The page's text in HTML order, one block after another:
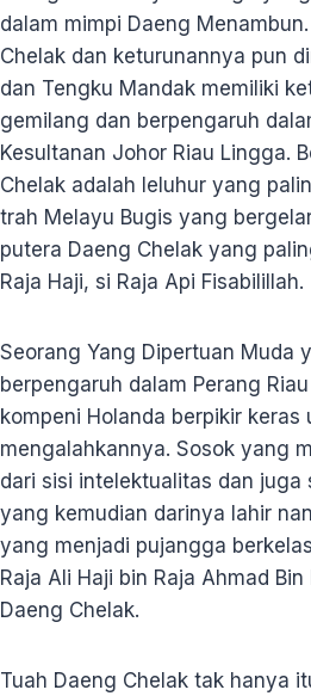
dalam mimpi Daeng
Chelak dan keturunannya pun
dan Tengku Mandak memiliki
gemilang dan berpengaruh
Kesultanan Johor Riau Lingga.
Chelak adalah leluhur yang
trah Melayu Bugis yang
putera Daeng Chelak yang
Raja Haji, si Raja Api Fisabilillah.
Seorang Yang Dipertuan Muda
berpengaruh dalam Perang
kompeni Holanda berpikir keras
mengalahkannya. Sosok yang
dari sisi intelektualitas dan juga
yang kemudian darinya lahir
yang menjadi pujangga
Raja Ali Haji bin Raja Ahmad
Daeng Chelak.
Tuah Daeng Chelak tak hanya